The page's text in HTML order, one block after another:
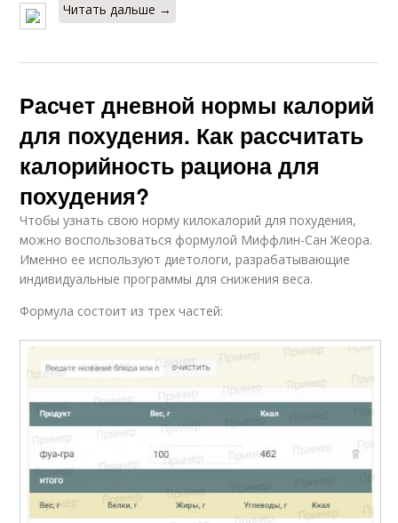
Читать дальше →
Расчет дневной нормы калорий
для похудения. Как рассчитать
калорийность рациона для
похудения?
Чтобы узнать свою норму килокалорий для похудения,
можно воспользоваться формулой Миффлин-Сан Жеора.
Именно ее используют диетологи, разрабатывающие
индивидуальные программы для снижения веса.
Формула состоит из трех частей: